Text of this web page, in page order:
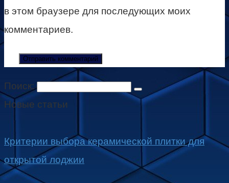
в этом браузере для последующих моих
комментариев.
Поиск:
Новые статьи
Критерии выбора керамической плитки для
открытой лоджии